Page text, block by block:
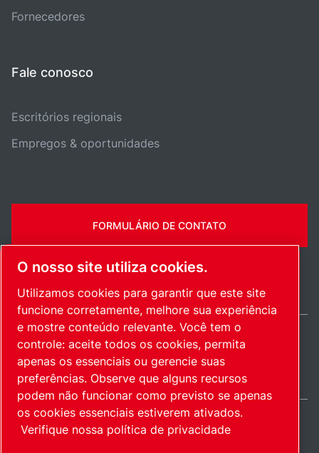
Fornecedores
Fale conosco
Escritórios regionais
Empregos & oportunidades
FORMULÁRIO DE CONTATO
Mapa do siteGerenciar cookies© 2026 Direitos autorais.
Brazil / PT
O nosso site utiliza cookies.
Utilizamos cookies para garantir que este site
funcione corretamente, melhore sua experiência
e mostre conteúdo relevante. Você tem o
controle: aceite todos os cookies, permita
apenas os essenciais ou gerencie suas
preferências. Observe que alguns recursos
podem não funcionar como previsto se apenas
os cookies essenciais estiverem ativados.
Verifique nossa política de privacidade